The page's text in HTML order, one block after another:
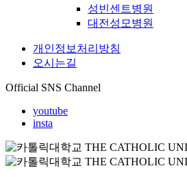
성빈센트병원
대전성모병원
개인정보처리방침
오시는길
Official SNS Channel
youtube
insta